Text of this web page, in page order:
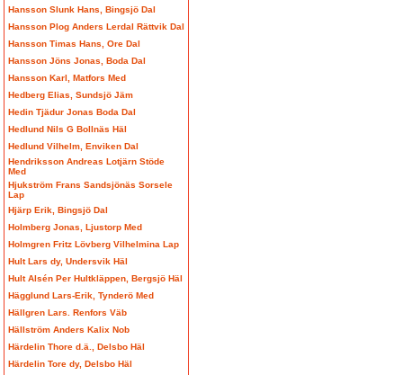
Hansson Slunk Hans, Bingsjö Dal
Hansson Plog Anders Lerdal Rättvik Dal
Hansson Timas Hans, Ore Dal
Hansson Jöns Jonas, Boda Dal
Hansson Karl, Matfors Med
Hedberg Elias, Sundsjö Jäm
Hedin Tjädur Jonas Boda Dal
Hedlund Nils G Bollnäs Häl
Hedlund Vilhelm, Enviken Dal
Hendriksson Andreas Lotjärn Stöde
Med
Hjukström Frans Sandsjönäs Sorsele
Lap
Hjärp Erik, Bingsjö Dal
Holmberg Jonas, Ljustorp Med
Holmgren Fritz Lövberg Vilhelmina Lap
Hult Lars dy, Undersvik Häl
Hult Alsén Per Hultkläppen, Bergsjö Häl
Hägglund Lars-Erik, Tynderö Med
Hällgren Lars. Renfors Väb
Hällström Anders Kalix Nob
Härdelin Thore d.ä., Delsbo Häl
Härdelin Tore dy, Delsbo Häl